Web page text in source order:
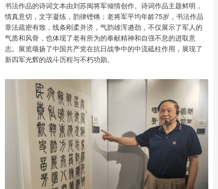
书法作品的诗词文本由刘苏闽将军倾情创作。诗词作品主题鲜明，
情真意切，文字凝练，韵律铿锵；老将军平均年龄75岁，书法作品
章法疏密有致，线条刚柔并济，气韵雄浑遒劲，不仅展示了军人的
气质和风骨，也体现了老有所为的奉献精神和自强不息的进取意
志。展览颂扬了中国共产党在抗日战争中的中流砥柱作用，展现了
新四军光辉的战斗历程与不朽功勋。